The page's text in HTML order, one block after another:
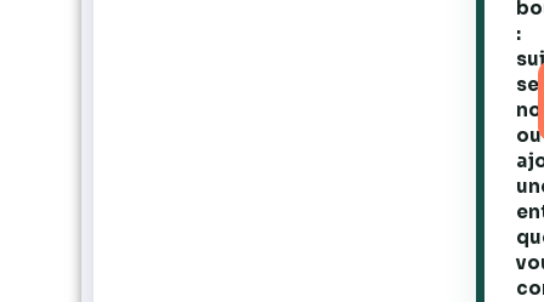
:
ses
ou